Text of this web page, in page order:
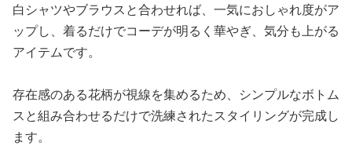
白シャツやブラウスと合わせれば、一気におしゃれ度がア
ップし、着るだけでコーデが明るく華やぎ、気分も上がる
アイテムです。
存在感のある花柄が視線を集めるため、シンプルなボトム
スと組み合わせるだけで洗練されたスタイリングが完成し
ます。